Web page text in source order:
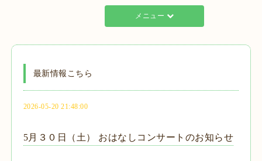
メニュー
最新情報こちら
2026-05-20 21:48:00
5月３０日（土） おはなしコンサートのお知らせ